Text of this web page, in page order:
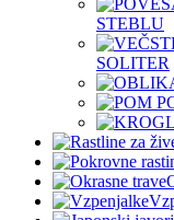
STEBLU
SOLITER